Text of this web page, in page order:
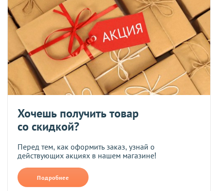
Хочешь получить товар
со скидкой?
Перед тем, как оформить заказ, узнай о
действующих акциях в нашем магазине!
Подробнее